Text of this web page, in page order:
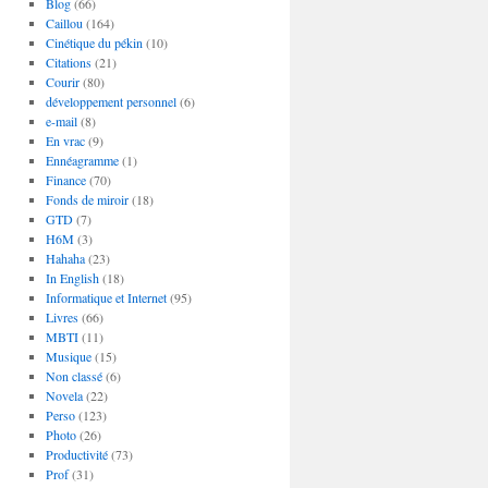
Caillou (164)
Cinétique du pékin (10)
Citations(21)
Courir(80)
développement personnel(6)
e-mail(8)
En vrac(9)
Ennéagramme(1)
Finance(70)
Fonds de miroir(18)
GTD(7)
H6M(3)
Hahaha(23)
In English(18)
Informatique et Internet(95)
Livres(66)
MBTI(11)
Musique(15)
Non classé(6)
Novela(22)
Perso(123)
Photo(26)
Productivité(73)
Prof(31)